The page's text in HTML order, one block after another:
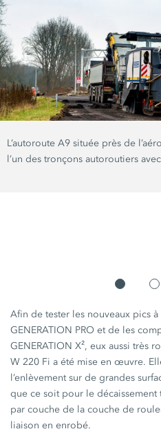
L’autoroute A9 située près de
l’un des tronçons autoroutiers
Afin de tester les nouveaux pics
GENERATION PRO et de les
GENERATION X², eux aussi très
W 220 Fi a été mise en œuvre.
l’enlèvement sur de grandes
que ce soit pour le décaissement
par couche de la couche de
liaison en enrobé.